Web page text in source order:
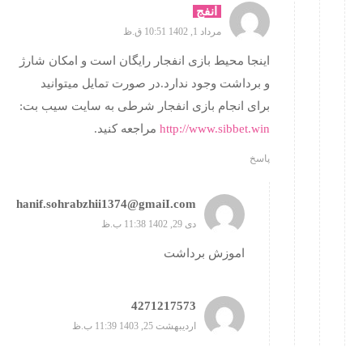
انفج
مرداد 1, 1402 10:51 ق.ظ
اینجا محیط بازی انفجار رایگان است و امکان شارژ
و برداشت وجود ندارد.در صورت تمایل میتوانید
برای انجام بازی انفجار شرطی به سایت سیب بت:
http://www.sibbet.win مراجعه کنید.
پاسخ
hanif.sohrabzhii1374@gmaiI.com
دی 29, 1402 11:38 ب.ظ
اموزش برداشت
4271217573
اردیبهشت 25, 1403 11:39 ب.ظ